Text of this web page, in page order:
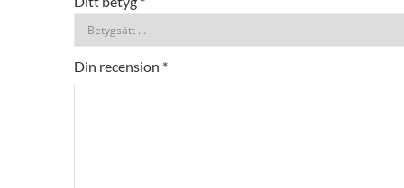
Din recension *